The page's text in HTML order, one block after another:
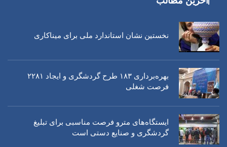
نخستین نشان استاندارد ملی برای میناکاری
بهره‌برداری ١٨٣ طرح گردشگری و ایجاد ٢٢٨١
فرصت شغلی
ایستگاه‌های مترو فرصت مناسبی برای تبلیغ
گردشگری و صنایع دستی است